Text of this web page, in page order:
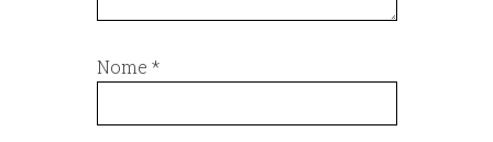
Nome *